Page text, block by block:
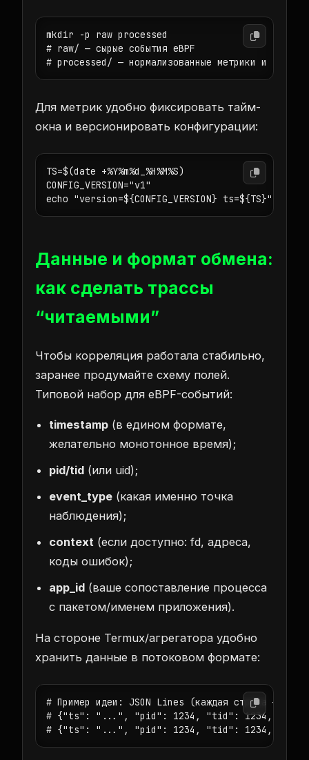
mkdir -p raw processed
# raw/ — сырые события eBPF
# processed/ — нормализованные метрики и трассы
Для метрик удобно фиксировать тайм-
окна и версионировать конфигурации:
TS=$(date +%Y%m%d_%H%M%S)
CONFIG_VERSION="v1"
echo "version=${CONFIG_VERSION} ts=${TS}" >
Данные и формат обмена:
как сделать трассы
“читаемыми”
Чтобы корреляция работала стабильно,
заранее продумайте схему полей.
Типовой набор для eBPF-событий:
timestamp (в едином формате,
желательно монотонное время);
pid/tid (или uid);
event_type (какая именно точка
наблюдения);
context (если доступно: fd, адреса,
коды ошибок);
app_id (ваше сопоставление процесса
с пакетом/именем приложения).
На стороне Termux/агрегатора удобно
хранить данные в потоковом формате:
# Пример идеи: JSON Lines (каждая строка —
# {"ts": "...", "pid": 1234, "tid": 1234,
# {"ts": "...", "pid": 1234, "tid": 1234,